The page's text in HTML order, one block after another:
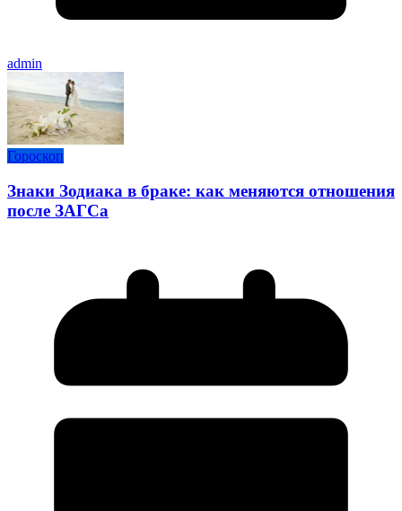
admin
Гороскоп
Знаки Зодиака в браке: как меняются отношения
после ЗАГСа